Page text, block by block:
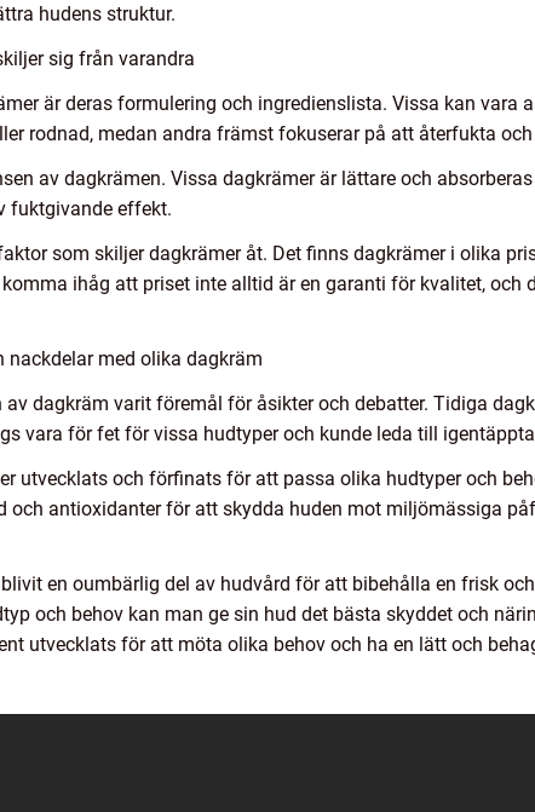
hudens struktur.
sig från varandra
är deras formulering och ingredienslista. Vissa kan vara
rodnad, medan andra främst fokuserar på att återfukta
av dagkrämen. Vissa dagkrämer är lättare och
fuktgivande effekt.
som skiljer dagkrämer åt. Det finns dagkrämer i olika
ihåg att priset inte alltid är en garanti för kvalitet, och
nackdelar med olika dagkräm
dagkräm varit föremål för åsikter och debatter. Tidiga
vara för fet för vissa hudtyper och kunde leda till
utvecklats och förfinats för att passa olika hudtyper och
och antioxidanter för att skydda huden mot miljömässiga
en oumbärlig del av hudvård för att bibehålla en frisk
och behov kan man ge sin hud det bästa skyddet och
utvecklats för att möta olika behov och ha en lätt och